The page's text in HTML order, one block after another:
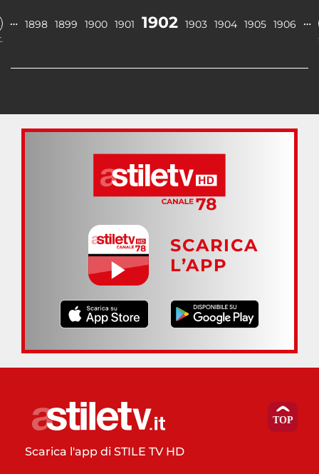
… 1898 1899 1900 1901 1902 1903 1904 1905 1906 …
SCARICA
L’APP
Scarica l'app di STILE TV HD